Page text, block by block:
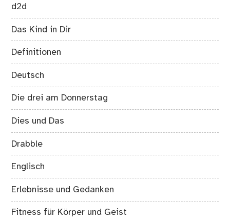
d2d
Das Kind in Dir
Definitionen
Deutsch
Die drei am Donnerstag
Dies und Das
Drabble
Englisch
Erlebnisse und Gedanken
Fitness für Körper und Geist